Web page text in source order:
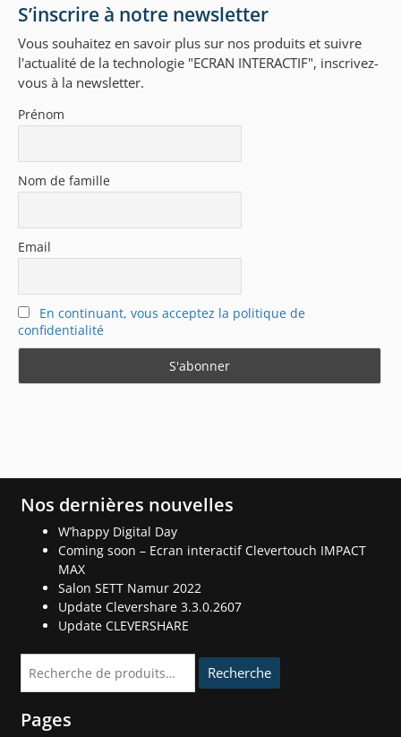
S’inscrire à notre newsletter
Vous souhaitez en savoir plus sur nos produits et suivre
l'actualité de la technologie "ECRAN INTERACTIF", inscrivez-
vous à la newsletter.
Prénom
Nom de famille
Email
En continuant, vous acceptez la politique de
confidentialité
Nos dernières nouvelles
W’happy Digital Day
Coming soon – Ecran interactif Clevertouch IMPACT
MAX
Salon SETT Namur 2022
Update Clevershare 3.3.0.2607
Update CLEVERSHARE
pour :
Recherche
Pages